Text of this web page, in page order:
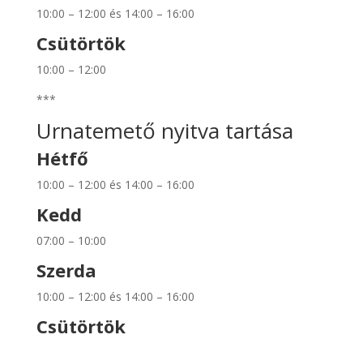
10:00 – 12:00 és 14:00 – 16:00
Csütörtök
10:00 – 12:00
***
Urnatemető nyitva tartása
Hétfő
10:00 – 12:00 és 14:00 – 16:00
Kedd
07:00 – 10:00
Szerda
10:00 – 12:00 és 14:00 – 16:00
Csütörtök